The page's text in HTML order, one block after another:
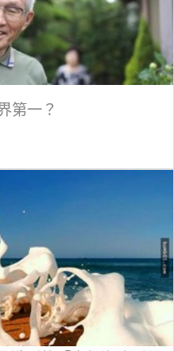
第一？